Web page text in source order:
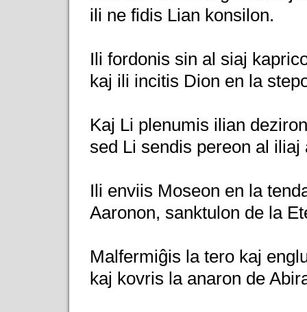
ili ne fidis Lian konsilon.
Ili fordonis sin al siaj
kaj ili incitis Dion en la
Kaj Li plenumis ilian
sed Li sendis pereon al iliaj
Ili enviis Moseon en la
Aaronon, sanktulon de la
Malfermiĝis la tero kaj
kaj kovris la anaron de